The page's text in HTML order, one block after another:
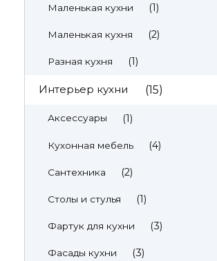
Маленькая кухни (1)
Маленькая кухня (2)
Разная кухня (1)
Интерьер кухни (15)
Аксессуары (1)
Кухонная мебель (4)
Сантехника (2)
Столы и стулья (1)
Фартук для кухни (3)
Фасады кухни (3)